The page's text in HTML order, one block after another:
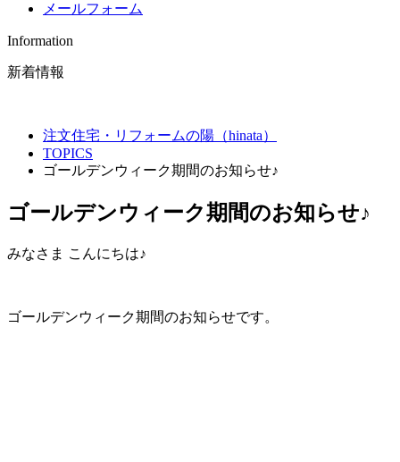
メールフォーム
Information
新着情報
注文住宅・リフォームの陽（hinata）
TOPICS
ゴールデンウィーク期間のお知らせ♪
ゴールデンウィーク期間のお知らせ♪
みなさま こんにちは♪
ゴールデンウィーク期間のお知らせです。